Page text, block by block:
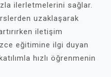
ilerletmelerini sağlar.
uzaklaşarak
iletişim
eğitimine ilgi duyan
hızlı öğrenmenin